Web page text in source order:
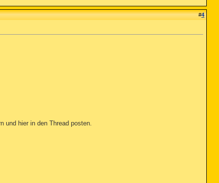
#4
und hier in den Thread posten.